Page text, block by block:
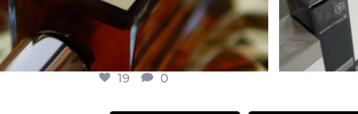
19 0